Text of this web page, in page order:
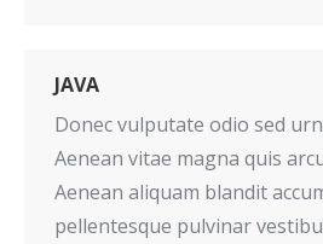
JAVA
Donec vulputate odio sed
Aenean vitae magna quis
Aenean aliquam blandit
pellentesque pulvinar